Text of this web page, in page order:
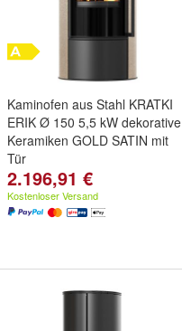
Kaminofen aus Stahl KRATKI
ERIK Ø 150 5,5 kW dekorative
Keramiken GOLD SATIN mit
Tür
2.196,91 €
Kostenloser Versand